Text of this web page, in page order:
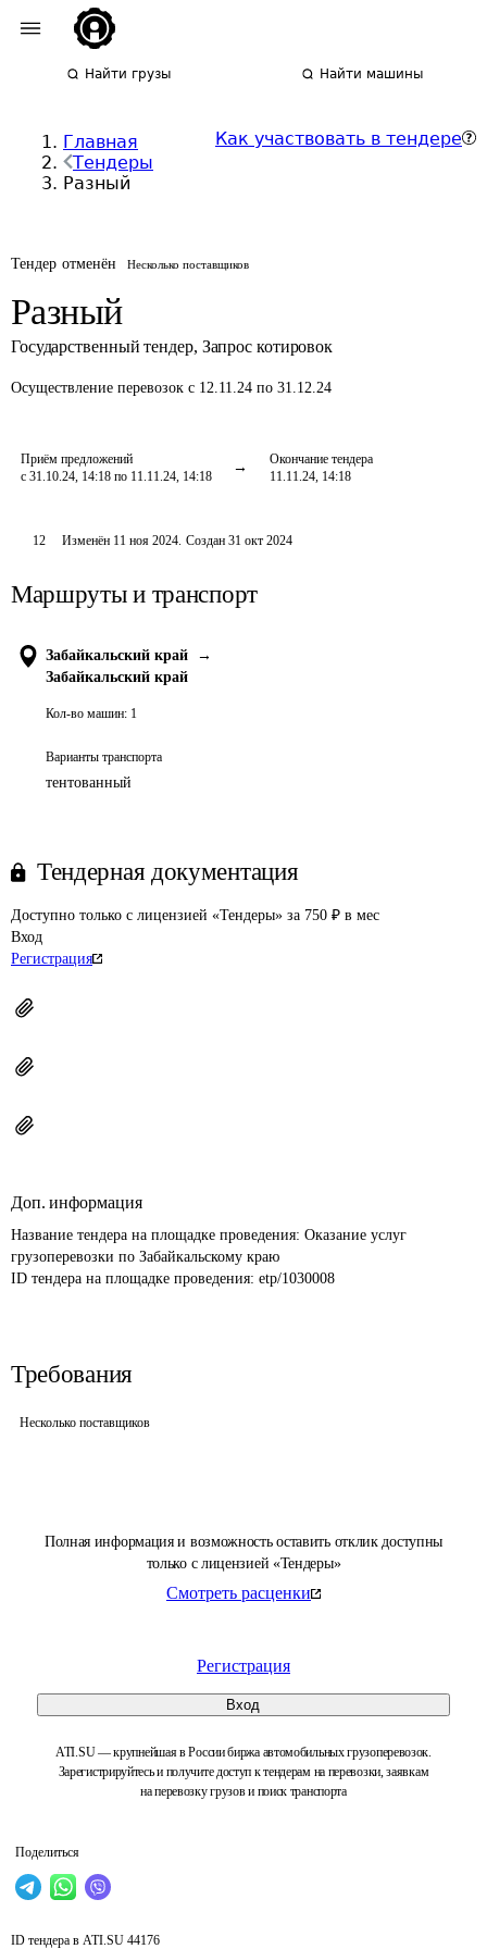
Найти грузы Найти машины
Главная
Тендеры
Разный
Как участвовать в тендере
Тендер отменён Несколько поставщиков
Разный
Государственный тендер, Запрос котировок
Осуществление перевозок с 12.11.24 по 31.12.24
Приём предложений
с 31.10.24, 14:18 по 11.11.24, 14:18
Окончание тендера
11.11.24, 14:18
Полная информация и возможность оставить отклик доступны
только с лицензией «Тендеры»
Смотреть расценки
Регистрация
Вход
ATI.SU — крупнейшая в России биржа автомобильных грузоперевозок.
Зарегистрируйтесь и получите доступ к тендерам на перевозки, заявкам
на перевозку грузов и поиск транспорта
Поделиться
12 Изменён 11 ноя 2024. Создан 31 окт 2024
Маршруты и транспорт
Забайкальский край
→
Забайкальский край
Кол-во машин: 1
Варианты транспорта
тентованный
Тендерная документация
Доступно только с лицензией «Тендеры» за 750 ₽ в мес
Вход
Регистрация
Доп. информация
Название тендера на площадке проведения: Оказание услуг
грузоперевозки по Забайкальскому краю
ID тендера на площадке проведения: etp/1030008
Требования
Несколько поставщиков
ID тендера в ATI.SU 44176